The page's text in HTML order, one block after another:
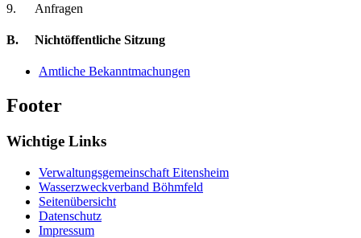
9. Anfragen
B. Nichtöffentliche Sitzung
Amtliche Bekanntmachungen
Footer
Wichtige Links
Verwaltungsgemeinschaft Eitensheim
Wasserzweckverband Böhmfeld
Seitenübersicht
Datenschutz
Impressum